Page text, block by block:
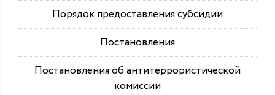
Порядок предоставления субсидии
Постановления
Постановления об антитеррористической
комиссии